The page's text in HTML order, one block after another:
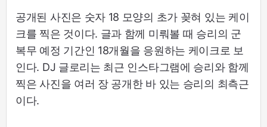
공개된 사진은 숫자 18 모양의 초가 꽂혀 있는 케이
크를 찍은 것이다. 글과 함께 미뤄볼 때 승리의 군
복무 예정 기간인 18개월을 응원하는 케이크로 보
인다. DJ 글로리는 최근 인스타그램에 승리와 함께
찍은 사진을 여러 장 공개한 바 있는 승리의 최측근
이다.